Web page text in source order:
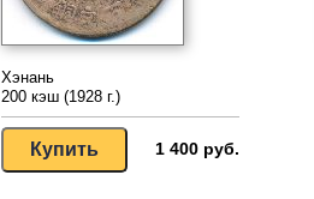
Хэнань
200 кэш (1928 г.)
1 400 руб.